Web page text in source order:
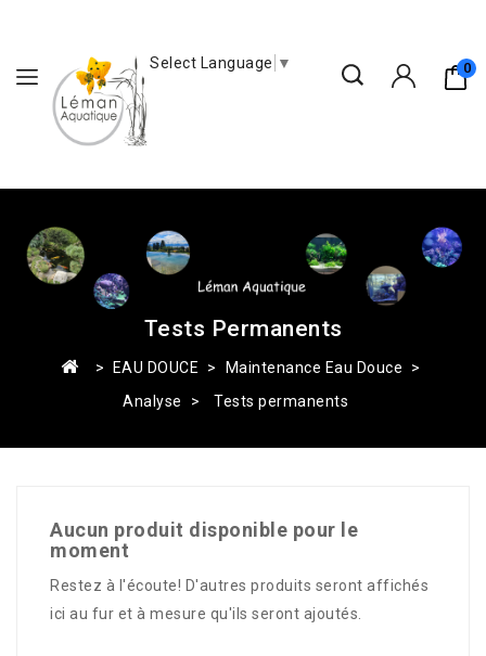
0
Select Language ▼
Tests Permanents
EAU DOUCE
Maintenance Eau Douce
Analyse
Tests permanents
Aucun produit disponible pour le
moment
Restez à l'écoute! D'autres produits seront affichés
ici au fur et à mesure qu'ils seront ajoutés.